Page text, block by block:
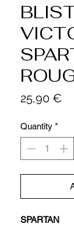
25,90 €
Quantity *
SPARTAN